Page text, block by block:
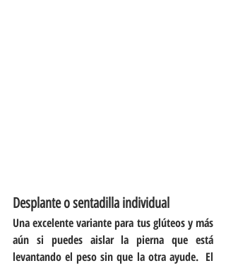
Desplante o sentadilla individual
Una excelente variante para tus glúteos y más
aún si puedes aislar la pierna que está
levantando el peso sin que la otra ayude.  El